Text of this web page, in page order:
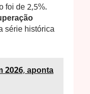
foi de 2,5%.
série histórica
2026, aponta